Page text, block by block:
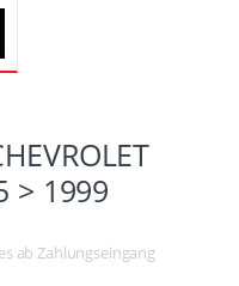
> 1999
ab Zahlungseingang